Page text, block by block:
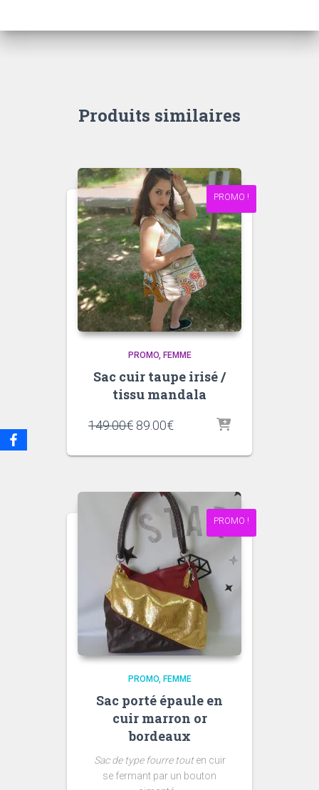
Produits similaires
PROMO !
PROMO FEMME
Sac cuir taupe irisé /
tissu mandala
149.00€ Le
initial
89.00€Le
actuel
PROMO !
PROMO FEMME
Sac porté épaule en
cuir marron or
bordeaux
Sacde type fourre touten cuir
se fermant par un bouton